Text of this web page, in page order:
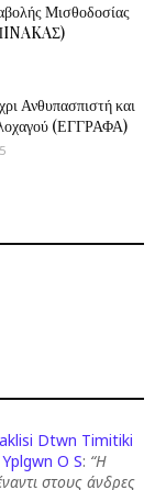
Μισθοδοσίας
Ανθυπασπιστή και
(ΕΓΓΡΑΦΑ)
Dtwn Timitiki
O S: “Η
στους άνδρες